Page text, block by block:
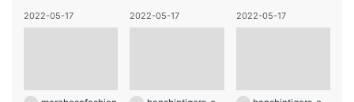
2022-05-17 2022-05-17 2022-05-17